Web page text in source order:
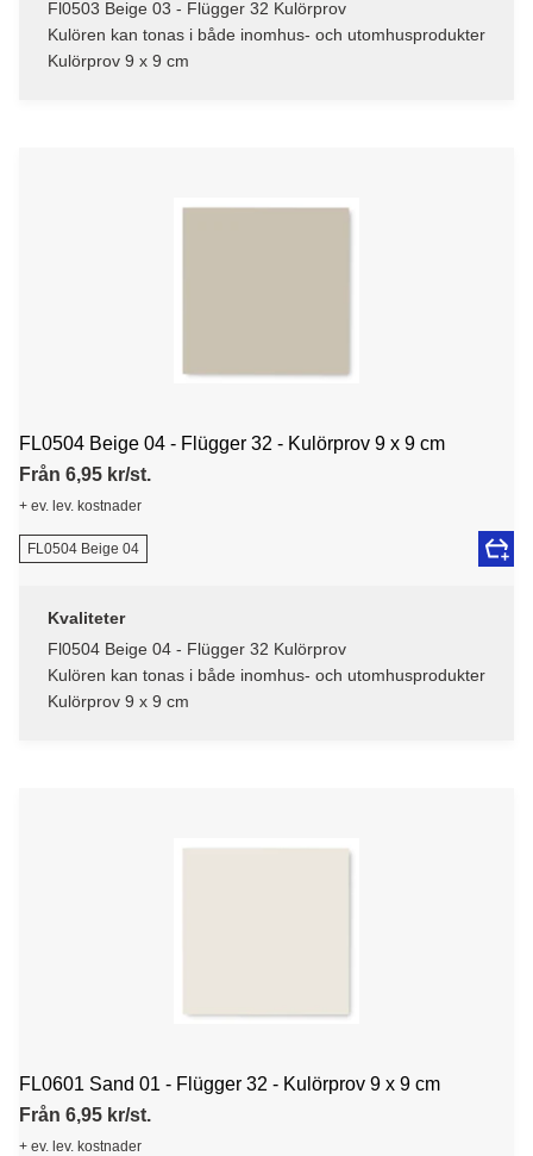
Fl0503 Beige 03 - Flügger 32 Kulörprov
Kulören kan tonas i både inomhus- och utomhusprodukter
Kulörprov 9 x 9 cm
FL0504 Beige 04 - Flügger 32 - Kulörprov 9 x 9 cm
Från 6,95 kr/st.
+ ev. lev. kostnader
FL0504 Beige 04
Kvaliteter
Fl0504 Beige 04 - Flügger 32 Kulörprov
Kulören kan tonas i både inomhus- och utomhusprodukter
Kulörprov 9 x 9 cm
FL0601 Sand 01 - Flügger 32 - Kulörprov 9 x 9 cm
Från 6,95 kr/st.
+ ev. lev. kostnader